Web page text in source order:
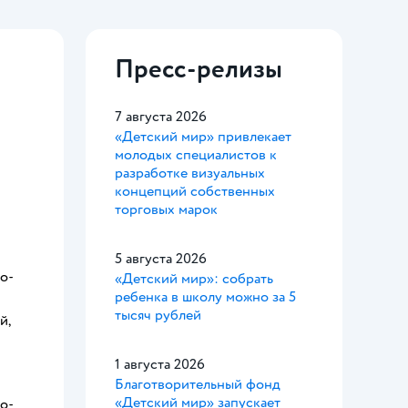
Пресс-релизы
7 августа 2026
«Детский мир» привлекает
молодых специалистов к
разработке визуальных
концепций собственных
торговых марок
5 августа 2026
«Детский мир»: собрать
ребенка в школу можно за 5
тысяч рублей
1 августа 2026
Благотворительный фонд
«Детский мир» запускает